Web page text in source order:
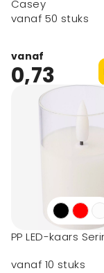
Casey
vanaf 50 stuks
vanaf
0,73
PP LED-kaars
vanaf 10 stuks